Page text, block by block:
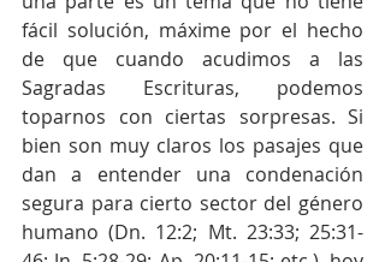
fácil solución, máxime por el hecho
de que cuando acudimos a las
Sagradas Escrituras, podemos
toparnos con ciertas sorpresas. Si
bien son muy claros los pasajes que
dan a entender una condenación
segura para cierto sector del género
humano (Dn. 12:2; Mt. 23:33; 25:31-